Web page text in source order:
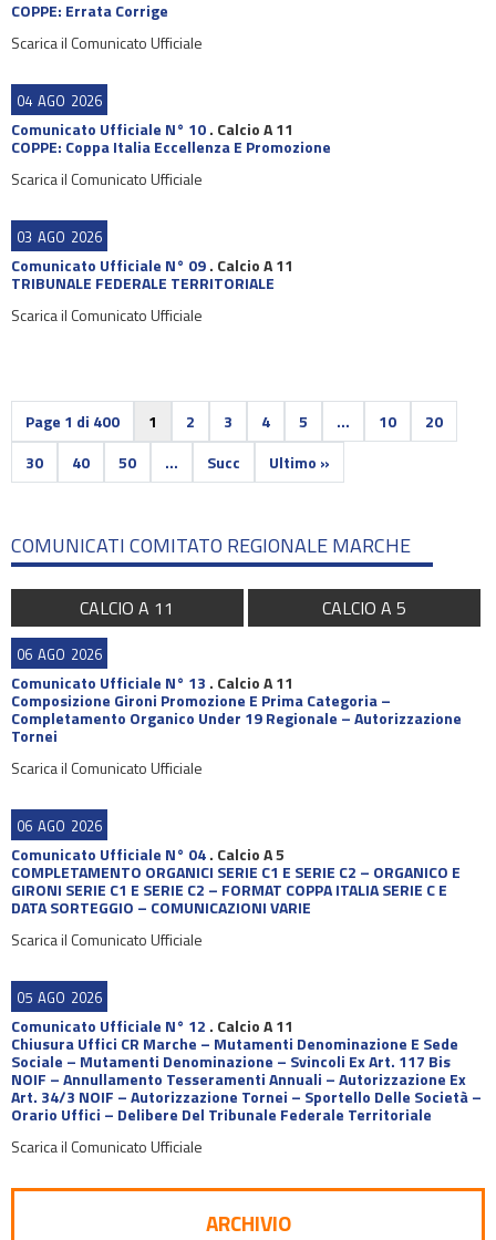
COPPE: Errata Corrige
Scarica il Comunicato Ufficiale
04 AGO 2026
Comunicato Ufficiale N° 10. Calcio A 11
COPPE: Coppa Italia Eccellenza E Promozione
Scarica il Comunicato Ufficiale
03 AGO 2026
Comunicato Ufficiale N° 09. Calcio A 11
TRIBUNALE FEDERALE TERRITORIALE
Scarica il Comunicato Ufficiale
Page 1 di 400 1 2 3 4 5 ... 10
20
30
40 50 ... Succ Ultimo »
COMUNICATI COMITATO REGIONALE MARCHE
CALCIO A 11 CALCIO A 5
06 AGO 2026
Comunicato Ufficiale N° 13 . Calcio A 11
Composizione Gironi Promozione E Prima Categoria –
Completamento Organico Under 19 Regionale – Autorizzazione
Tornei
Scarica il Comunicato Ufficiale
06 AGO 2026
Comunicato Ufficiale N° 04. Calcio A 5
COMPLETAMENTO ORGANICI SERIE C1 E SERIE C2 – ORGANICO E
GIRONI SERIE C1 E SERIE C2 – FORMAT COPPA ITALIA SERIE C E
DATA SORTEGGIO – COMUNICAZIONI VARIE
Scarica il Comunicato Ufficiale
05 AGO 2026
Comunicato Ufficiale N° 12 . Calcio A 11
Chiusura Uffici CR Marche – Mutamenti Denominazione E Sede
Sociale – Mutamenti Denominazione – Svincoli Ex Art. 117 Bis
NOIF – Annullamento Tesseramenti Annuali – Autorizzazione Ex
Art. 34/3 NOIF – Autorizzazione Tornei – Sportello Delle Società –
Orario Uffici – Delibere Del Tribunale Federale Territoriale
Scarica il Comunicato Ufficiale
ARCHIVIO